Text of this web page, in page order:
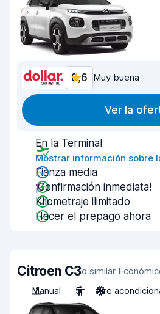
8,6 Muy buena
Ver la
En la Terminal
Mostrar información sobre
Fianza media
¡Confirmación inmediata!
Kilometraje ilimitado
Hacer el prepago ahora
Citroen C3o similar
Manual
5 Aire